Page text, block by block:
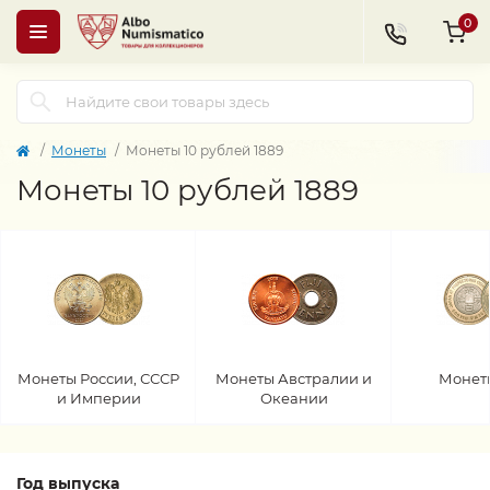
0
Монеты Монеты 10 рублей 1889
Монеты 10 рублей 1889
Монеты России, СССР
и Империи
Монеты Австралии и
Океании
Год выпуска